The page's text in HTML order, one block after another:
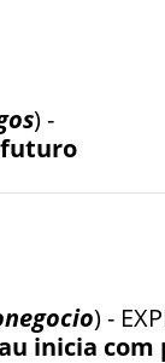
) -
futuro
) -
inicia com